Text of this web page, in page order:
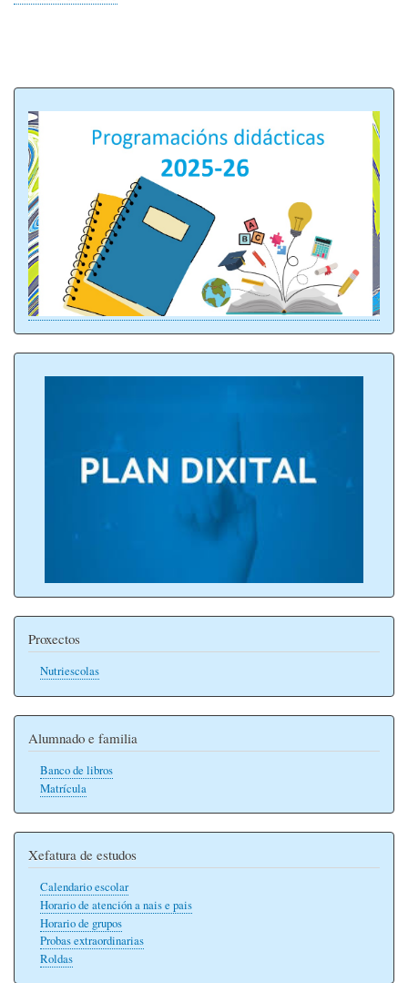
Proxectos
Nutriescolas
Alumnado e familia
Banco de libros
Matrícula
Xefatura de estudos
Calendario escolar
Horario de atención a nais e pais
Horario de grupos
Probas extraordinarias
Roldas